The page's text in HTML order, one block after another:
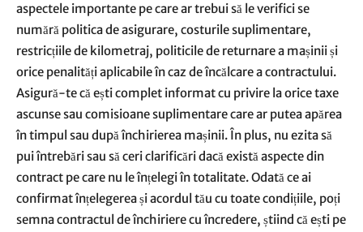
aspectele importante pe care ar trebui să le verifici se
numără politica de asigurare, costurile suplimentare,
restricțiile de kilometraj, politicile de returnare a mașinii și
orice penalități aplicabile în caz de încălcare a contractului.
Asigură-te că ești complet informat cu privire la orice taxe
ascunse sau comisioane suplimentare care ar putea apărea
în timpul sau după închirierea mașinii. În plus, nu ezita să
pui întrebări sau să ceri clarificări dacă există aspecte din
contract pe care nu le înțelegi în totalitate. Odată ce ai
confirmat înțelegerea și acordul tău cu toate condițiile, poți
semna contractul de închiriere cu încredere, știind că ești pe